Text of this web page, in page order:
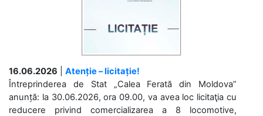
16.06.2026
Atenție – licitație!
Întreprinderea de Stat „Calea Ferată din Moldova”
anunță: la 30.06.2026, ora 09.00, va avea loc licitaţia cu
reducere privind comercializarea a 8 locomotive,